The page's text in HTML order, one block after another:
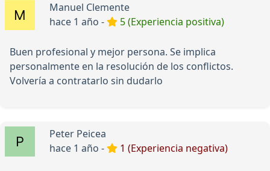
Manuel Clemente
hace 1 año -
5 (Experiencia positiva)
Buen profesional y mejor persona. Se implica
personalmente en la resolución de los conflictos.
Volvería a contratarlo sin dudarlo
Peter Peicea
hace 1 año -
1 (Experiencia negativa)